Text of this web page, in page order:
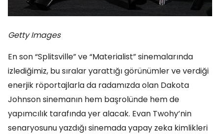
Getty Images
En son “Splitsville” ve “Materialist” sinemalarında
izlediğimiz, bu sıralar yarattığı görünümler ve verdiği
enerjik röportajlarla da radamızda olan Dakota
Johnson sinemanın hem başrolünde hem de
yapımcılık tarafında yer alacak. Evan Twohy’nin
senaryosunu yazdığı sinemada yapay zeka kimlikleri